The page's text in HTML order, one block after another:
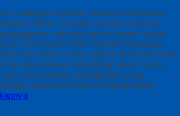
Lapangan terjamin mutunya Indonesia
Pilihan Tuntutan Instansi Beserta
Hubungi kami di bawah untuk
SERAGAM INDONESIA WhatsApp :
|| 0812-2282-1060 || 081211887344
dan perusahaan, kebutuhan akan Grosir
menunjukkan peningkatan yang
organisasi kerja mengutamakan